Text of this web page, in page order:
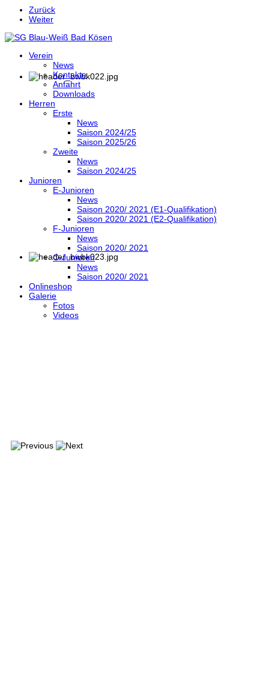
Zurück
Weiter
Verein
News
Kontakte
Anfahrt
Downloads
Herren
Erste
News
Saison 2024/25
Saison 2025/26
Zweite
News
Saison 2024/25
Junioren
E-Junioren
News
Saison 2020/ 2021 (E1-Qualifikation)
Saison 2020/ 2021 (E2-Qualifikation)
F-Junioren
News
Saison 2020/ 2021
C-Junioren
News
Saison 2020/ 2021
Onlineshop
Galerie
Fotos
Videos